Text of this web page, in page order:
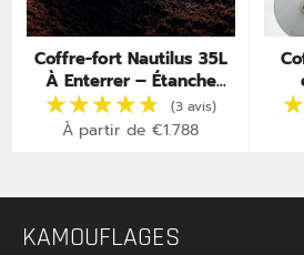
★★★★★
★★★★★ (17 avis)
Coffre-fort Nautilus 35L
À Enterrer – Étanche
IP67 – Invisible &
Inviolable
À partir de €1.788
KAMOUFLAGES